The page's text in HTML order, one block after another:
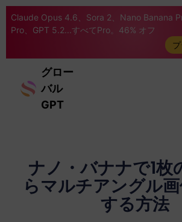
Claude Opus 4.6、Sora 2、Nano Banana
Pro、GPT 5.2...すべてPro。46% オフ
グロー
バル
GPT
ナノ・バナナで1枚
らマルチアングル
する方法